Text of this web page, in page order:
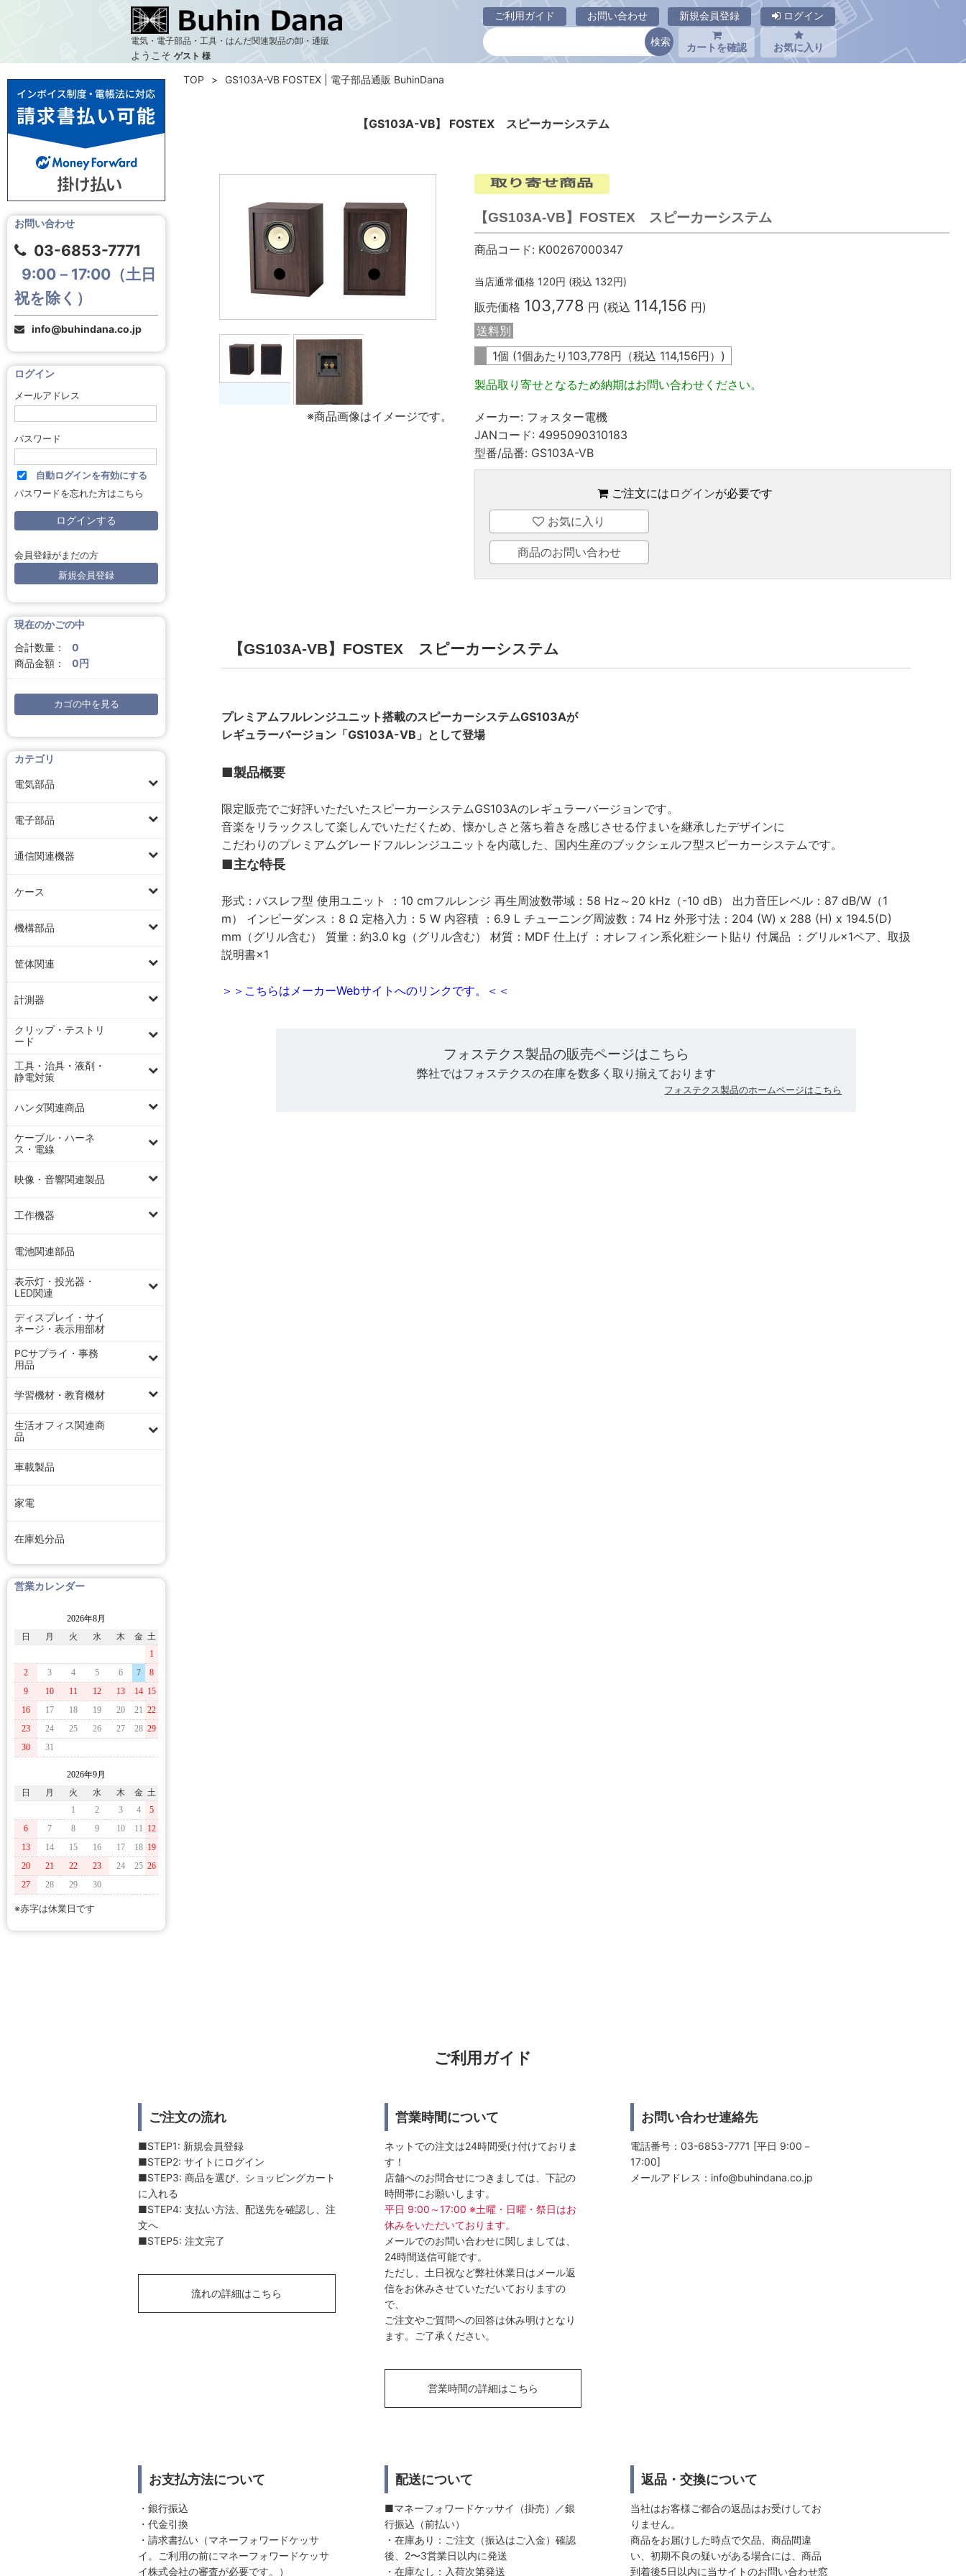
電気・電子部品・工具・はんだ関連製品の卸・通販
ようこそ ゲスト 様
ご利用ガイド お問い合わせ 新規会員登録 ログイン
カートを確認 お気に入り
【GS103A-VB】 FOSTEX スピーカーシステム
お問い合わせ
03-6853-7771
9:00－17:00（土日
祝を除く）
info@buhindana.co.jp
ログイン
メールアドレス
パスワード
自動ログインを有効にする
パスワードを忘れた方はこちら
会員登録がまだの方
新規会員登録
現在のかごの中
合計数量：
0
商品金額：
0円
カゴの中を見る
カテゴリ
電気部品
電子部品
通信関連機器
ケース
機構部品
筐体関連
計測器
クリップ・テストリ
ード
工具・治具・液剤・
静電対策
ハンダ関連商品
ケーブル・ハーネ
ス・電線
映像・音響関連製品
工作機器
電池関連部品
表示灯・投光器・
LED関連
ディスプレイ・サイ
ネージ・表示用部材
PCサプライ・事務
用品
学習機材・教育機材
生活オフィス関連商
品
車載製品
家電
在庫処分品
営業カレンダー
2026年8月
日
月 火 水 木 金 土
1
2
3 4 5 6 7
8
9
10 11 12 13 14 15
16
17 18 19 20 21 22
23
24 25 26 27 28 29
30
31
2026年9月
日
月 火 水 木 金 土
1
2 3 4
5
6
7 8 9 10 11 12
13
14 15 16 17 18 19
20
21 22 23 24 25 26
27
28 29 30
※赤字は休業日です
TOP GS103A-VB FOSTEX | 電子部品通販 BuhinDana
※商品画像はイメージです。
【GS103A-VB】FOSTEX スピーカーシステム
商品コード: K00267000347
当店通常価格 120円 (税込 132円)
販売価格 103,778 円 (税込 114,156 円)
送料別
1個 (1個あたり 103,778円（税込 114,156円）)
製品取り寄せとなるため納期はお問い合わせください。
メーカー: フォスター電機
JANコード: 4995090310183
型番/品番: GS103A-VB
ご注文には ログインが必要です
お気に入り
商品のお問い合わせ
【GS103A-VB】FOSTEX スピーカーシステム
プレミアムフルレンジユニット搭載のスピーカーシステムGS103Aが
レギュラーバージョン「GS103A-VB」として登場
■製品概要
限定販売でご好評いただいたスピーカーシステムGS103Aのレギュラーバージョンです。
音楽をリラックスして楽しんでいただくため、懐かしさと落ち着きを感じさせる佇まいを継承したデザインに
こだわりのプレミアムグレードフルレンジユニットを内蔵した、国内生産のブックシェルフ型スピーカーシステムです。
■主な特長
形式：バスレフ型 使用ユニット ：10 cmフルレンジ 再生周波数帯域：58 Hz～20 kHz（-10 dB） 出力音圧レベル：87 dB/W（1
m） インピーダンス：8 Ω 定格入力：5 W 内容積 ：6.9 L チューニング周波数：74 Hz 外形寸法：204 (W) x 288 (H) x 194.5(D)
mm（グリル含む） 質量：約3.0 kg（グリル含む） 材質：MDF 仕上げ ：オレフィン系化粧シート貼り 付属品 ：グリル×1ペア、取扱
説明書×1
＞＞こちらはメーカーWebサイトへのリンクです。＜＜
フォステクス製品の販売ページはこちら
弊社ではフォステクスの在庫を数多く取り揃えております
フォステクス製品のホームページはこちら
ご利用ガイド
ご注文の流れ
■STEP1: 新規会員登録
■STEP2: サイトにログイン
■STEP3: 商品を選び、ショッピングカート
に入れる
■STEP4: 支払い方法、配送先を確認し、注
文へ
■STEP5: 注文完了
流れの詳細はこちら
営業時間について
ネットでの注文は24時間受け付けておりま
す！
店舗へのお問合せにつきましては、下記の
時間帯にお願いします。
平日 9:00～17:00 ※土曜・日曜・祭日はお
休みをいただいております。
メールでのお問い合わせに関しましては、
24時間送信可能です。
ただし、土日祝など弊社休業日はメール返
信をお休みさせていただいておりますの
で、
ご注文やご質問への回答は休み明けとなり
ます。ご了承ください。
営業時間の詳細はこちら
お問い合わせ連絡先
電話番号：03-6853-7771 [平日 9:00－
17:00]
メールアドレス： info@buhindana.co.jp
お支払方法について
・銀行振込
・代金引換
・請求書払い（マネーフォワードケッサ
イ。ご利用の前にマネーフォワードケッサ
イ株式会社の審査が必要です。）
配送について
■マネーフォワードケッサイ（掛売）／銀
行振込（前払い）
・在庫あり：ご注文（振込はご入金）確認
後、2〜3営業日以内に発送
・在庫なし：入荷次第発送
返品・交換について
当社はお客様ご都合の返品はお受けしてお
りません。
商品をお届けした時点で欠品、商品間違
い、初期不良の疑いがある場合には、商品
到着後5日以内に当サイトのお問い合わせ窓